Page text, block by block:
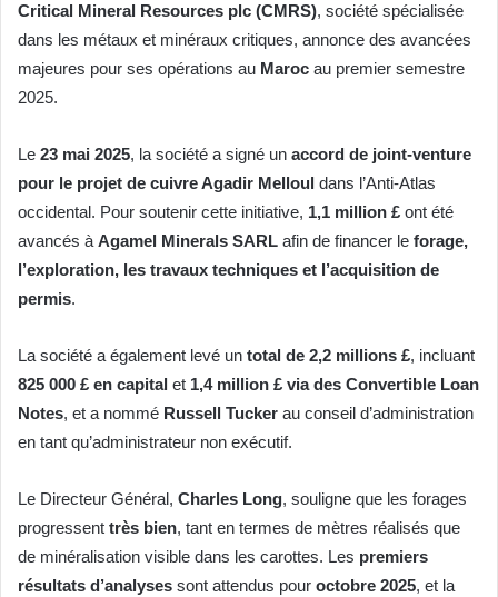
Critical Mineral Resources plc (CMRS), société spécialisée
dans les métaux et minéraux critiques, annonce des avancées
majeures pour ses opérations au Maroc au premier semestre
2025.
Le 23 mai 2025, la société a signé un accord de joint-venture
pour le projet de cuivre Agadir Melloul dans l’Anti-Atlas
occidental. Pour soutenir cette initiative, 1,1 million £ ont été
avancés à Agamel Minerals SARL afin de financer le forage,
l’exploration, les travaux techniques et l’acquisition de
permis.
La société a également levé un total de 2,2 millions £, incluant
825 000 £ en capital et 1,4 million £ via des Convertible Loan
Notes, et a nommé Russell Tucker au conseil d’administration
en tant qu’administrateur non exécutif.
Le Directeur Général, Charles Long, souligne que les forages
progressent très bien, tant en termes de mètres réalisés que
de minéralisation visible dans les carottes. Les premiers
résultats d’analyses sont attendus pour octobre 2025, et la